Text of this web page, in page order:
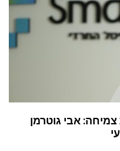
אבי גוטרמן